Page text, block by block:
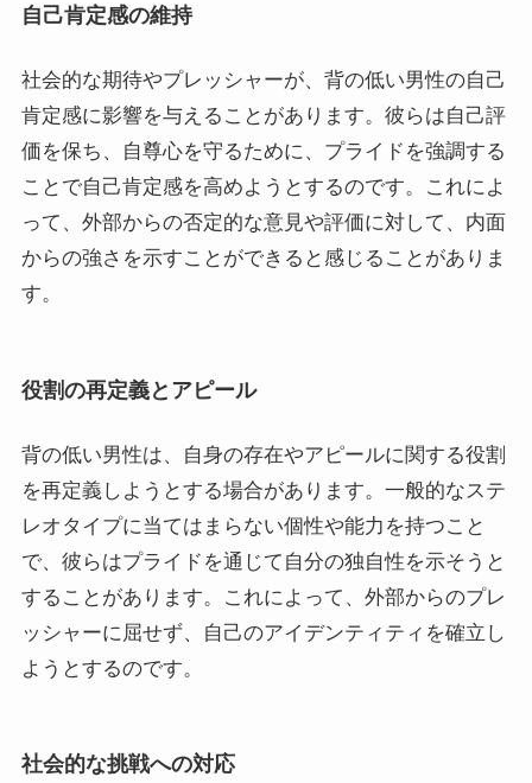
自己肯定感の維持
社会的な期待やプレッシャーが、背の低い男性の自己
肯定感に影響を与えることがあります。彼らは自己評
価を保ち、自尊心を守るために、プライドを強調する
ことで自己肯定感を高めようとするのです。これによ
って、外部からの否定的な意見や評価に対して、内面
からの強さを示すことができると感じることがありま
す。
役割の再定義とアピール
背の低い男性は、自身の存在やアピールに関する役割
を再定義しようとする場合があります。一般的なステ
レオタイプに当てはまらない個性や能力を持つこと
で、彼らはプライドを通じて自分の独自性を示そうと
することがあります。これによって、外部からのプレ
ッシャーに屈せず、自己のアイデンティティを確立し
ようとするのです。
社会的な挑戦への対応